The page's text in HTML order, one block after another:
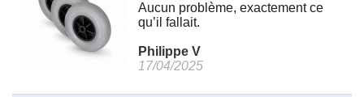
Aucun problème, exactement ce
qu’il fallait.
Philippe V
17/04/2025